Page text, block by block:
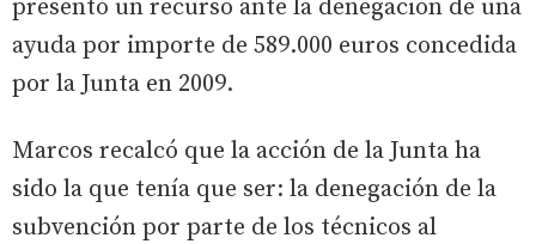
presentó un recurso ante la denegación de una
ayuda por importe de 589.000 euros concedida
por la Junta en 2009.
Marcos recalcó que la acción de la Junta ha
sido la que tenía que ser: la denegación de la
subvención por parte de los técnicos al